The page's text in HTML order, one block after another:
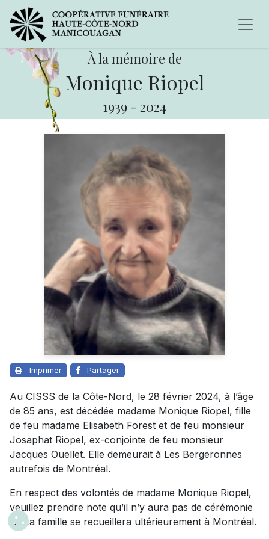
À la mémoire de
Monique Riopel
1939 - 2024
Imprimer Partager
Au CISSS de la Côte-Nord, le 28 février 2024, à l’âge
de 85 ans, est décédée madame Monique Riopel, fille
de feu madame Elisabeth Forest et de feu monsieur
Josaphat Riopel, ex-conjointe de feu monsieur
Jacques Ouellet. Elle demeurait à Les Bergeronnes
autrefois de Montréal.
En respect des volontés de madame Monique Riopel,
veuillez prendre note qu’il n’y aura pas de cérémonie
ici. La famille se recueillera ultérieurement à Montréal.